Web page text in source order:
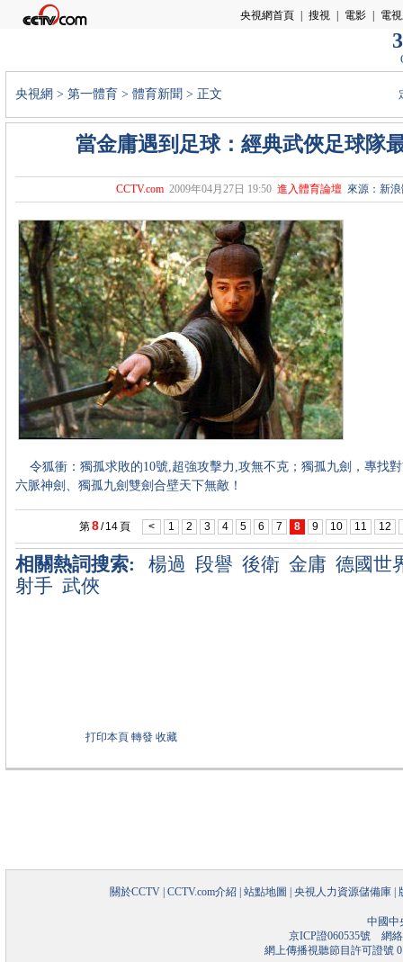
央視網 > 第一體育 > 體育新聞 > 正文
當金庸遇到足球：經典武俠足球隊
CCTV.com 2009年04月27日 19:50 進入體育論壇 來源：新
令狐衝：獨孤求敗的10號,超強攻擊力,攻無不克；獨孤九劍，專找
六脈神劍、獨孤九劍雙劍合壁天下無敵！
第8/ 14頁 < 1 2 3 4 5 6 7 8 9 10 11 12
相關熱詞搜索: 楊過 段譽 後衛 金庸 德國世
射手 武俠
打印本頁 轉發 收藏
關於CCTV CCTV.com介紹 站點地圖 央視人力資源儲備庫
中國中
京ICP證060535號網絡
網上傳播視聽節目許可證號